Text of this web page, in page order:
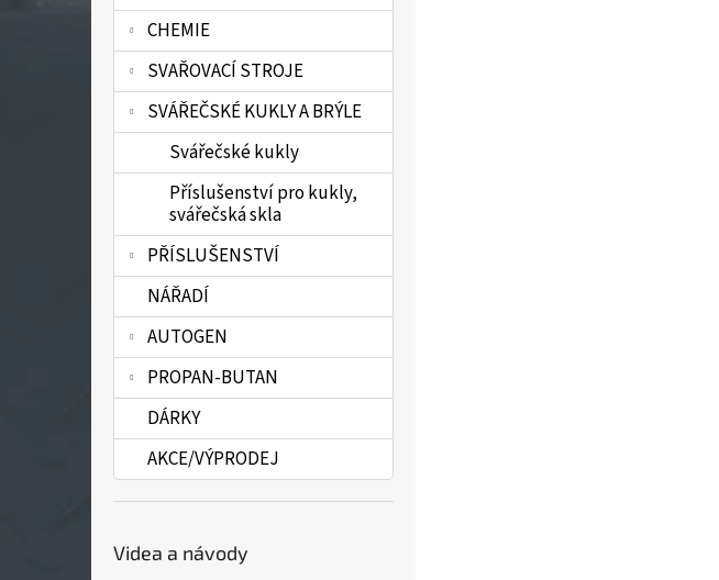
CHEMIE
SVAŘOVACÍ STROJE
SVÁŘEČSKÉ KUKLY A BRÝLE
Svářečské kukly
Příslušenství pro kukly,
svářečská skla
PŘÍSLUŠENSTVÍ
NÁŘADÍ
AUTOGEN
PROPAN-BUTAN
DÁRKY
AKCE/VÝPRODEJ
Videa a návody